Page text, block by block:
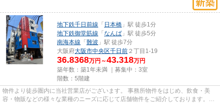
地下鉄千日前線 「 日本橋 」駅 徒歩1分
地下鉄御堂筋線 「なんば 」駅 徒歩5分
南海本線 「難波 」駅 徒歩7分
大阪府大阪市中央区千日前 ２丁目1-19
36.8368万円～43.318万円
築年数：築1年未満 ｜募集中： 3室
階数：5階建
物件より徒歩圏内に当社営業店がございます。 事務所物件をはじめ、飲食・美
容・物販などの様々な業種のニーズに応じて店舗物件をご紹介しております。